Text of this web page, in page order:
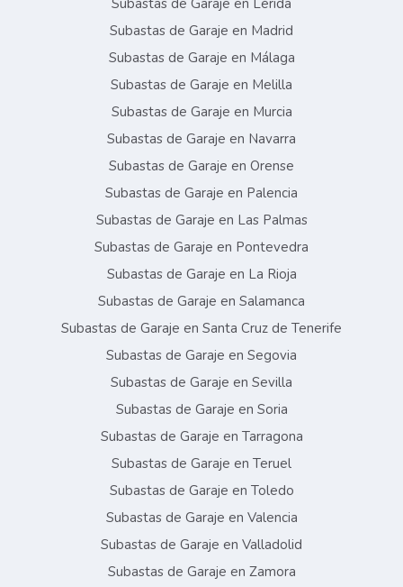
Subastas de Garaje en Lérida
Subastas de Garaje en Madrid
Subastas de Garaje en Málaga
Subastas de Garaje en Melilla
Subastas de Garaje en Murcia
Subastas de Garaje en Navarra
Subastas de Garaje en Orense
Subastas de Garaje en Palencia
Subastas de Garaje en Las Palmas
Subastas de Garaje en Pontevedra
Subastas de Garaje en La Rioja
Subastas de Garaje en Salamanca
Subastas de Garaje en Santa Cruz de Tenerife
Subastas de Garaje en Segovia
Subastas de Garaje en Sevilla
Subastas de Garaje en Soria
Subastas de Garaje en Tarragona
Subastas de Garaje en Teruel
Subastas de Garaje en Toledo
Subastas de Garaje en Valencia
Subastas de Garaje en Valladolid
Subastas de Garaje en Zamora